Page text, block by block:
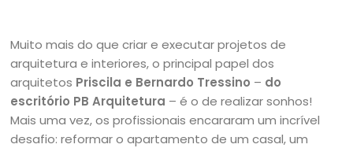
Muito mais do que criar e executar projetos de
arquitetura e interiores, o principal papel dos
arquitetos Priscila e Bernardo Tressino – do
escritório PB Arquitetura – é o de realizar sonhos!
Mais uma vez, os profissionais encararam um incrível
desafio: reformar o apartamento de um casal, um